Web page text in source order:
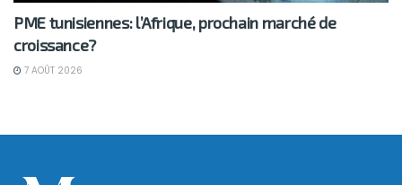
PME tunisiennes: l’Afrique, prochain marché de
croissance?
7 AOÛT 2026